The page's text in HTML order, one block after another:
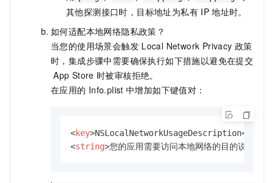
其他探测接口时，目标地址为私有 IP 地址时。
如何适配本地网络隐私政策？
当您的使用场景会触发 Local Network Privacy 政策
时，集成步骤中需要确保执行如下措施以避免在提交
App Store 时被审核拒绝。
在应用的 Info.plist 中增加如下键值对：
<key>NSLocalNetworkUsageDescription</
<string>您的应用需要访问本地网络的目的说明